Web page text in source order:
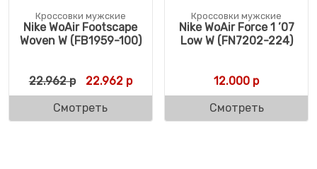
Кроссовки мужские
Nike WoAir Footscape
Woven W (FB1959-100)
22.962р Первоначальная цена составляла 22.962
22.962рТекущая цена: 22.962 р.
Смотреть
Кроссовки мужские
Nike WoAir Force 1 ’07
Low W (FN7202-224)
12.000 р
Смотреть